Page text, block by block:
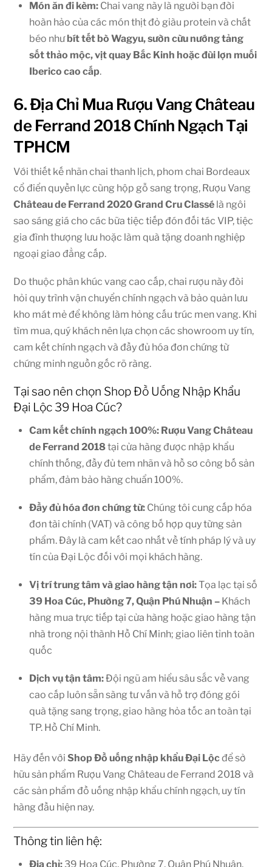
Món ăn đi kèm: Chai vang này là người bạn đời
hoàn hảo của các món thịt đỏ giàu protein và chất
béo như bít tết bò Wagyu, sườn cừu nướng tảng
sốt thảo mộc, vịt quay Bắc Kinh hoặc đùi lợn muối
Iberico cao cấp.
6. Địa Chỉ Mua Rượu Vang Château
de Ferrand 2018 Chính Ngạch Tại
TPHCM
Với thiết kế nhãn chai thanh lịch, phom chai Bordeaux
cổ điển quyền lực cùng hộp gỗ sang trọng, Rượu Vang
Château de Ferrand 2020 Grand Cru Classé là ngôi
sao sáng giá cho các bữa tiệc tiếp đón đối tác VIP, tiệc
gia đình thượng lưu hoặc làm quà tặng doanh nghiệp
ngoại giao đẳng cấp.
Do thuộc phân khúc vang cao cấp, chai rượu này đòi
hỏi quy trình vận chuyển chính ngạch và bảo quản lưu
kho mát mẻ để không làm hỏng cấu trúc men vang. Khi
tìm mua, quý khách nên lựa chọn các showroom uy tín,
cam kết chính ngạch và đầy đủ hóa đơn chứng từ
chứng minh nguồn gốc rõ ràng.
Tại sao nên chọn Shop Đồ Uống Nhập Khẩu
Đại Lộc 39 Hoa Cúc?
Cam kết chính ngạch 100%: Rượu Vang Château
de Ferrand 2018tại cửa hàng được nhập khẩu
chính thống, đầy đủ tem nhãn và hồ sơ công bố sản
phẩm, đảm bảo hàng chuẩn 100%.
Đầy đủ hóa đơn chứng từ: Chúng tôi cung cấp hóa
đơn tài chính (VAT) và công bố hợp quy từng sản
phẩm. Đây là cam kết cao nhất về tính pháp lý và uy
tín của Đại Lộc đối với mọi khách hàng.
Vị trí trung tâm và giao hàng tận nơi:Tọa lạc tại số
39 Hoa Cúc, Phường 7, Quận Phú Nhuận – Khách
hàng mua trực tiếp tại cửa hàng hoặc giao hàng tận
nhà trong nội thành Hồ Chí Minh; giao liên tỉnh toàn
quốc
Dịch vụ tận tâm:Đội ngũ am hiểu sâu sắc về vang
cao cấp luôn sẵn sàng tư vấn và hỗ trợ đóng gói
quà tặng sang trọng, giao hàng hỏa tốc an toàn tại
TP. Hồ Chí Minh.
Hãy đến vớiShopĐồ uống nhập khẩu Đại Lộcđể sở
hữu sản phẩm Rượu Vang Château de Ferrand 2018 và
các sản phẩm đồ uống nhập khẩu chính ngạch, uy tín
hàng đầu hiện nay.
Thông tin liên hệ:
Địa chỉ: 39 Hoa Cúc, Phường 7, Quận Phú Nhuận,